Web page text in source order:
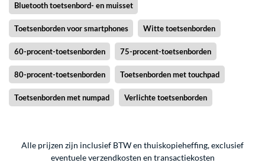
Bluetooth toetsenbord- en muisset
Toetsenborden voor smartphones Witte toetsenborden
60-procent-toetsenborden 75-procent-toetsenborden
80-procent-toetsenborden Toetsenborden met touchpad
Toetsenborden met numpad Verlichte toetsenborden
Alle prijzen zijn inclusief BTW en thuiskopieheffing, exclusief
eventueleverzendkosten en transactiekosten